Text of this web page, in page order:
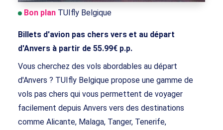
Bon plan TUIfly Belgique
Billets d'avion pas chers vers et au départ
d'Anvers à partir de 55.99€ p.p.
Vous cherchez des vols abordables au départ
d'Anvers ? TUIfly Belgique propose une gamme de
vols pas chers qui vous permettent de voyager
facilement depuis Anvers vers des destinations
comme Alicante, Malaga, Tanger, Tenerife,